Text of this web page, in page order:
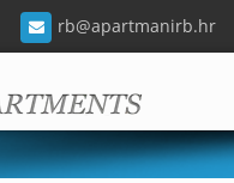
rb@apartmanirb.hr